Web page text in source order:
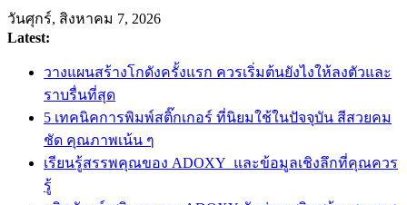
Skip
to
content
วันศุกร์, สิงหาคม 7, 2026
Latest:
วางแผนสร้างโกดังครั้งแรก ควรเริ่มต้นยังไงให้ลงตัวและ
ราบรื่นที่สุด
5 เทคนิคการพิมพ์สติ๊กเกอร์ ที่นิยมใช้ในปัจจุบัน สีสวยคม
ชัด คุณภาพเน้น ๆ
เรียนรู้สรรพคุณของ ADOXY และข้อมูลเชิงลึกที่คุณควร
รู้